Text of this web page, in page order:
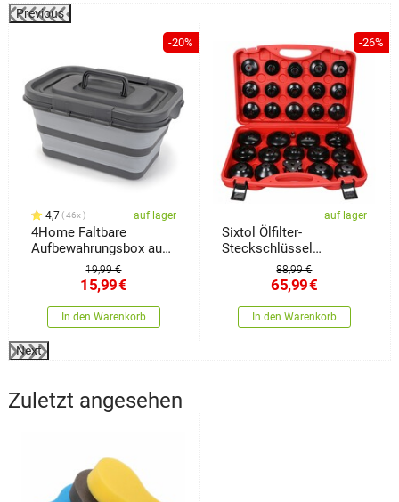
Previous
-20%
4,7 46x auf lager
4Home Faltbare
Aufbewahrungsbox aus
Silikon mit Deckel
19,99 €
15,99€
In den Warenkorb
-26%
auf lager
Sixtol Ölfilter-
Steckschlüssel
Mechanic Oil Wrench
88,99 €
65,99€
In den Warenkorb
Next
Zuletzt angesehen